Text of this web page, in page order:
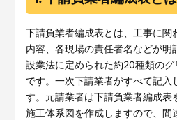
下請負業者編成表とは、工事に関
内容、各現場の責任者名などが明
設業法に定められた約20種類の
です。一次下請業者がすべて記入
す。元請業者は下請負業者編成表
施工体系図を作成しますので、間